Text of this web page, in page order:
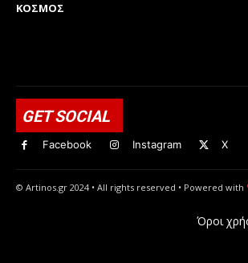
ΚΟΣΜΟΣ
GET SOCIAL
Facebook Instagram X
© Artinos.gr 2024 • All rights reserved • Powered with
Όροι